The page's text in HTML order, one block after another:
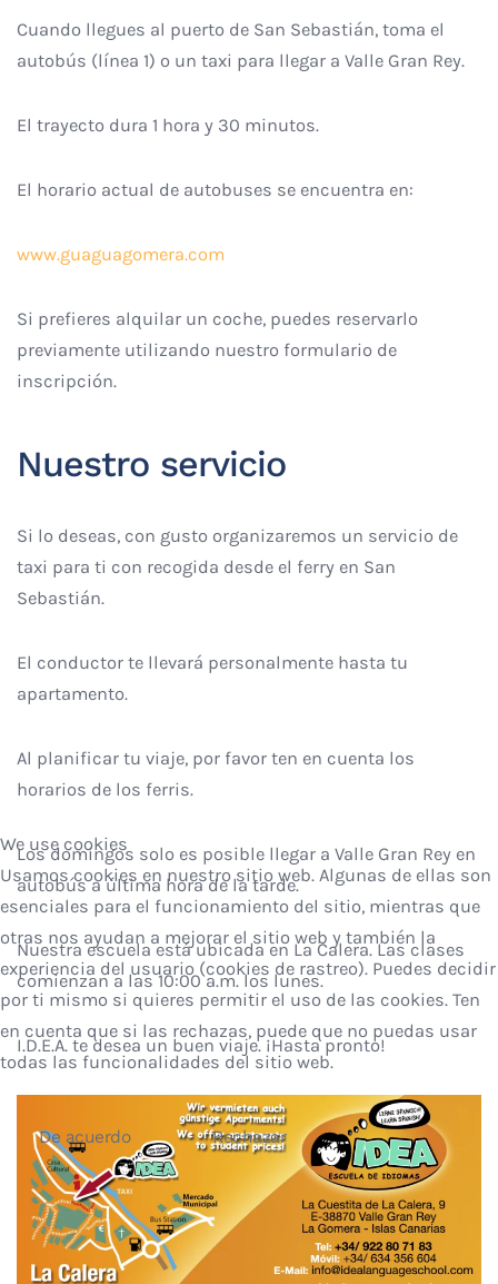
Cuando llegues al puerto de San Sebastián, toma el
autobús (línea 1) o un taxi para llegar a Valle Gran Rey.
El trayecto dura 1 hora y 30 minutos.
El horario actual de autobuses se encuentra en:
www.guaguagomera.com
Si prefieres alquilar un coche, puedes reservarlo
previamente utilizando nuestro formulario de
inscripción.
Nuestro servicio
Si lo deseas, con gusto organizaremos un servicio de
taxi para ti con recogida desde el ferry en San
Sebastián.
El conductor te llevará personalmente hasta tu
apartamento.
Al planificar tu viaje, por favor ten en cuenta los
horarios de los ferris.
Los domingos solo es posible llegar a Valle Gran Rey en
autobús a última hora de la tarde.
Nuestra escuela está ubicada en La Calera. Las clases
comienzan a las 10:00 a.m. los lunes.
I.D.E.A. te desea un buen viaje. ¡Hasta pronto!
We use cookies
Usamos cookies en nuestro sitio web. Algunas de ellas son
esenciales para el funcionamiento del sitio, mientras que
otras nos ayudan a mejorar el sitio web y también la
experiencia del usuario (cookies de rastreo). Puedes decidir
por ti mismo si quieres permitir el uso de las cookies. Ten
en cuenta que si las rechazas, puede que no puedas usar
todas las funcionalidades del sitio web.
De acuerdo Rechazar